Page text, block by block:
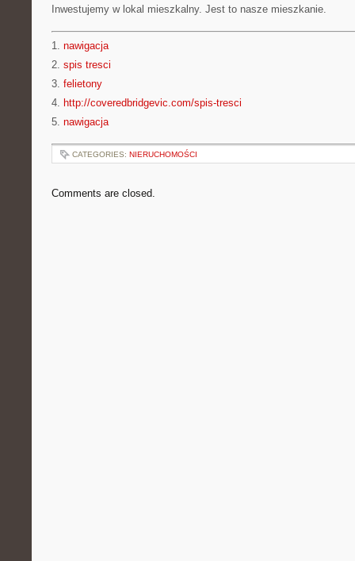
Inwestujemy w lokal mieszkalny. Jest to nasze mieszkanie.
1. nawigacja
2. spis tresci
3. felietony
4. http://coveredbridgevic.com/spis-tresci
5. nawigacja
CATEGORIES: NIERUCHOMOŚCI
Comments are closed.